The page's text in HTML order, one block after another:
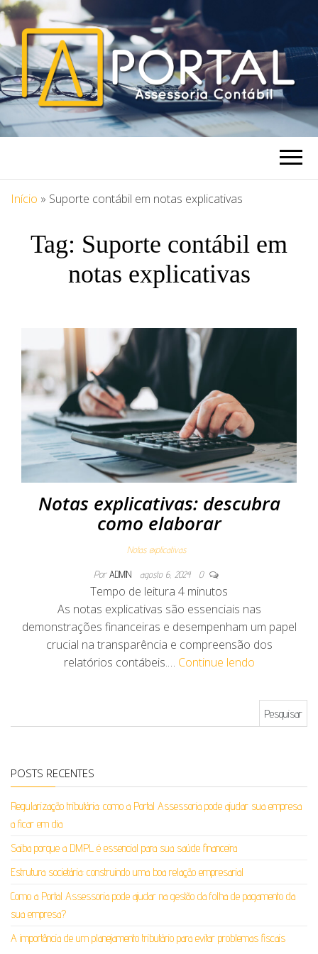
PORTAL
ASSESSORIA
Blog Portal Assessoria
Início » Suporte contábil em notas explicativas
Tag: Suporte contábil em
notas explicativas
Notas explicativas: descubra
como elaborar
Notas explicativas
Por ADMIN agosto 6, 2024 0
Tempo de leitura 4 minutos
As notas explicativas são essenciais nas
demonstrações financeiras e desempenham um papel
crucial na transparência e compreensão dos
relatórios contábeis.… Continue lendo
POSTS RECENTES
Regularização tributária: como a Portal Assessoria pode ajudar sua empresa
a ficar em dia
Saiba porque a DMPL é essencial para sua saúde financeira
Estrutura societária: construindo uma boa relação empresarial
Como a Portal Assessoria pode ajudar na gestão da folha de pagamento da
sua empresa?
A importância de um planejamento tributário para evitar problemas fiscais